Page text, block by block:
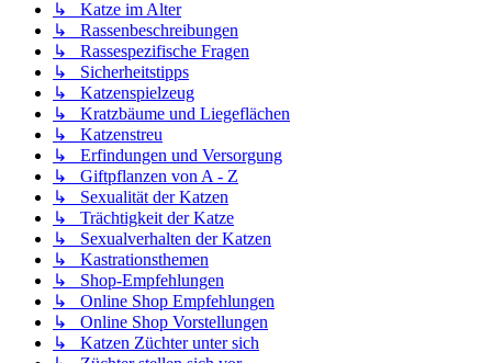
↳ Katze im Alter
↳ Rassenbeschreibungen
↳ Rassespezifische Fragen
↳ Sicherheitstipps
↳ Katzenspielzeug
↳ Kratzbäume und Liegeflächen
↳ Katzenstreu
↳ Erfindungen und Versorgung
↳ Giftpflanzen von A - Z
↳ Sexualität der Katzen
↳ Trächtigkeit der Katze
↳ Sexualverhalten der Katzen
↳ Kastrationsthemen
↳ Shop-Empfehlungen
↳ Online Shop Empfehlungen
↳ Online Shop Vorstellungen
↳ Katzen Züchter unter sich